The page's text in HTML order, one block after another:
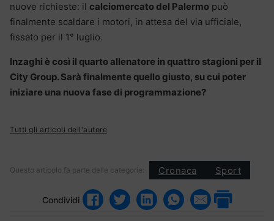
nuove richieste: il calciomercato del Palermo può
finalmente scaldare i motori, in attesa del via ufficiale,
fissato per il 1° luglio.
Inzaghi è così il quarto allenatore in quattro stagioni per il
City Group. Sarà finalmente quello giusto, su cui poter
iniziare una nuova fase di programmazione?
Tutti gli articoli dell'autore
Questo articolo fa parte delle categorie: Cronaca Sport
Condividi